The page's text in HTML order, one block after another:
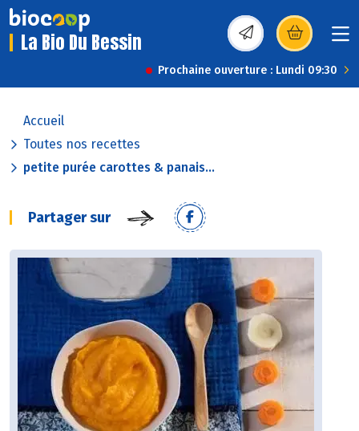
La Bio Du Bessin (s’ouvre dans une
Prochaine ouverture : Lundi 09:30
Accueil
Toutes nos recettes
petite purée carottes & panais...
Partager sur